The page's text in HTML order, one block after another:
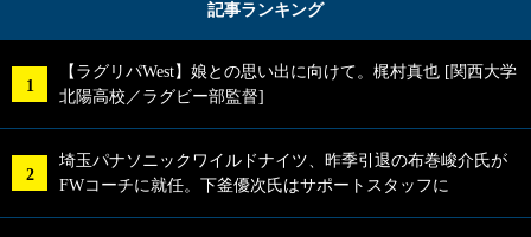
記事ランキング
【ラグリパWest】娘との思い出に向けて。梶村真也 [関西大学
北陽高校／ラグビー部監督]
埼玉パナソニックワイルドナイツ、昨季引退の布巻峻介氏が
FWコーチに就任。下釜優次氏はサポートスタッフに